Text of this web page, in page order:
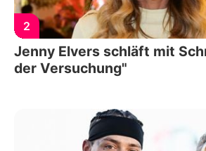
2
Jenny Elvers schläft mit
der Versuchung"